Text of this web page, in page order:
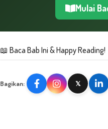
Mulai
📖 Baca Bab Ini & Happy Reading!
Bagikan: 𝕏